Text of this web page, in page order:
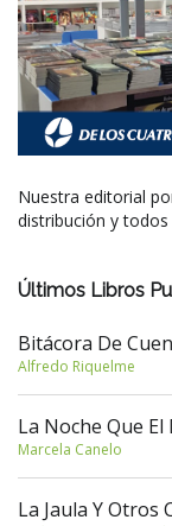
Nuestra editorial
distribución y
Últimos Libros
Bitácora De
Alfredo Riquelme
La Noche Que
Marcela Canelo
La Jaula Y Otros